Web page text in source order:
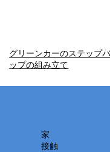
グリーンカーのステップ
ップの組み立て
家
接触